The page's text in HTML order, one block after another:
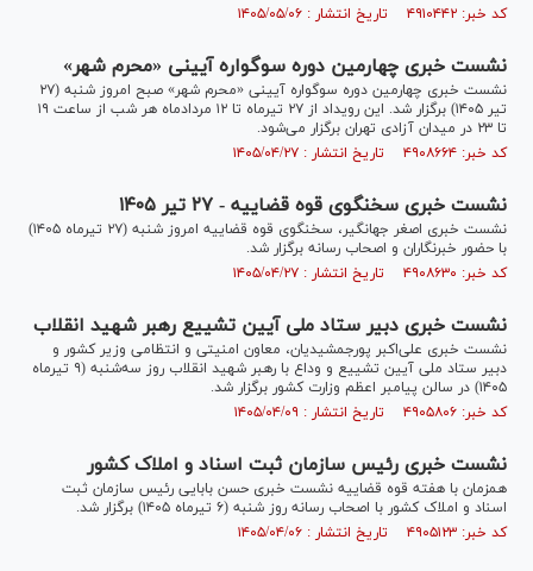
کد خبر: ۴۹۱۰۴۴۲ تاریخ انتشار : ۱۴۰۵/۰۵/۰۶
نشست خبری چهارمین دوره سوگواره آیینی «محرم شهر»
نشست خبری چهارمین دوره سوگواره آیینی «محرم شهر» صبح امروز شنبه (۲۷
تیر ۱۴۰۵) برگزار شد. این رویداد از ۲۷ تیرماه تا ۱۲ مردادماه هر شب از ساعت ۱۹
تا ۲۳ در میدان آزادی تهران برگزار می‌شود.
کد خبر: ۴۹۰۸۶۶۴ تاریخ انتشار : ۱۴۰۵/۰۴/۲۷
نشست خبری سخنگوی قوه قضاییه - ۲۷ تیر ۱۴۰۵
نشست خبری اصغر جهانگیر، سخنگوی قوه قضاییه امروز شنبه (۲۷ تیرماه ۱۴۰۵)
با حضور خبرنگاران و اصحاب رسانه برگزار شد.
کد خبر: ۴۹۰۸۶۳۰ تاریخ انتشار : ۱۴۰۵/۰۴/۲۷
نشست خبری دبیر ستاد ملی آیین تشییع رهبر شهید انقلاب
نشست خبری علی‌اکبر پورجمشیدیان، معاون امنیتی و انتظامی وزیر کشور و
دبیر ستاد ملی آیین تشییع و وداع با رهبر شهید انقلاب روز سه‌شنبه (۹ تیرماه
۱۴۰۵) در سالن پیامبر اعظم وزارت کشور برگزار شد.
کد خبر: ۴۹۰۵۸۰۶ تاریخ انتشار : ۱۴۰۵/۰۴/۰۹
نشست خبری رئیس سازمان ثبت اسناد و املاک کشور
همزمان با هفته قوه قضاییه نشست خبری حسن بابایی رئیس سازمان ثبت
اسناد و املاک کشور با اصحاب رسانه روز شنبه (۶ تیرماه ۱۴۰۵) برگزار شد.
کد خبر: ۴۹۰۵۱۲۳ تاریخ انتشار : ۱۴۰۵/۰۴/۰۶